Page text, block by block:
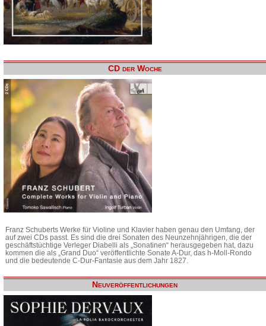
CD der Woche
Franz Schuberts Werke für Violine und Klavier haben genau den Umfang, der
auf zwei CDs passt. Es sind die drei Sonaten des Neunzehnjährigen, die der
geschäftstüchtige Verleger Diabelli als „Sonatinen“ herausgegeben hat, dazu
kommen die als „Grand Duo“ veröffentlichte Sonate A-Dur, das h-Moll-Rondo
und die bedeutende C-Dur-Fantasie aus dem Jahr 1827.
Neuveröffentlichungen